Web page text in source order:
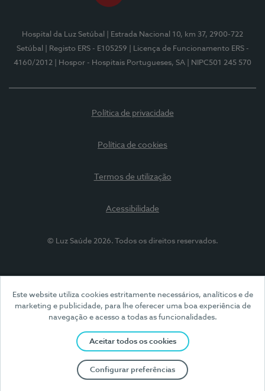
Este website utiliza cookies estritamente necessários, analíticos e de
marketing e publicidade, para lhe oferecer uma boa experiência de
navegação e acesso a todas as funcionalidades.
Aceitar todos os cookies
Configurar preferências
Hospital da Luz Setúbal
| Estrada Nacional 10, km 37, 2900-722
Setúbal
| Registo ERS - E105259
| Licença de Funcionamento ERS -
4160/2012
| Hospor - Hospitais Portugueses, SA | NIPC501 245 570
Política de privacidade
Política de cookies
Termos de utilização
Acessibilidade
© Luz Saúde 2026. Todos os direitos reservados.